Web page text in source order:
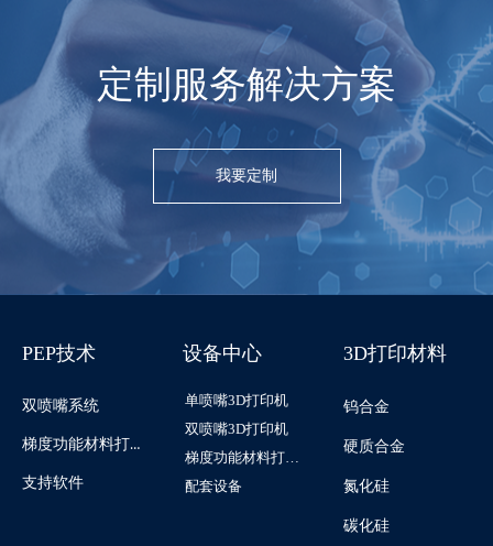
我要定制
定制服务解决方案
PEP技术
双喷嘴系统
梯度功能材料打印系统
支持软件
设备中心
单喷嘴3D打印机
双喷嘴3D打印机
梯度功能材料打印机
配套设备
3D打印材料
钨合金
硬质合金
氮化硅
碳化硅